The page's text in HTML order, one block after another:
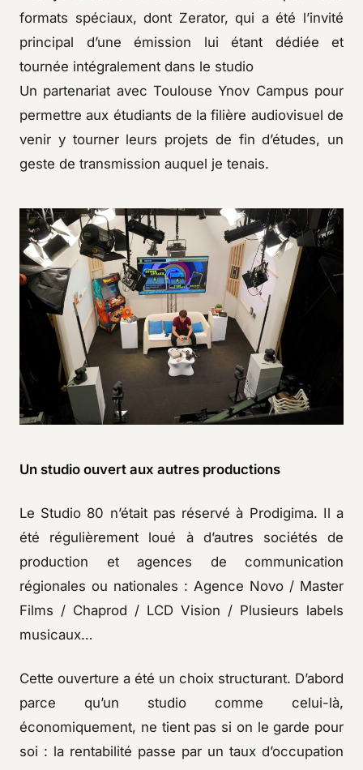
formats spéciaux, dont Zerator, qui a été l’invité
principal d’une émission lui étant dédiée et
tournée intégralement dans le studio
Un partenariat avec Toulouse Ynov Campus pour
permettre aux étudiants de la filière audiovisuel de
venir y tourner leurs projets de fin d’études, un
geste de transmission auquel je tenais.
Un studio ouvert aux autres productions
Le Studio 80 n’était pas réservé à Prodigima. Il a
été régulièrement loué à d’autres sociétés de
production et agences de communication
régionales ou nationales : Agence Novo / Master
Films / Chaprod / LCD Vision / Plusieurs labels
musicaux…
Cette ouverture a été un choix structurant. D’abord
parce qu’un studio comme celui-là,
économiquement, ne tient pas si on le garde pour
soi : la rentabilité passe par un taux d’occupation